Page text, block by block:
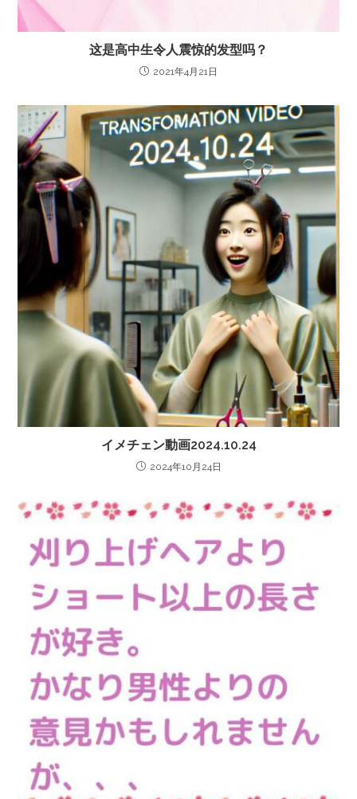
这是高中生令人震惊的发型吗？
2021年4月21日
イメチェン動画2024.10.24
2024年10月24日